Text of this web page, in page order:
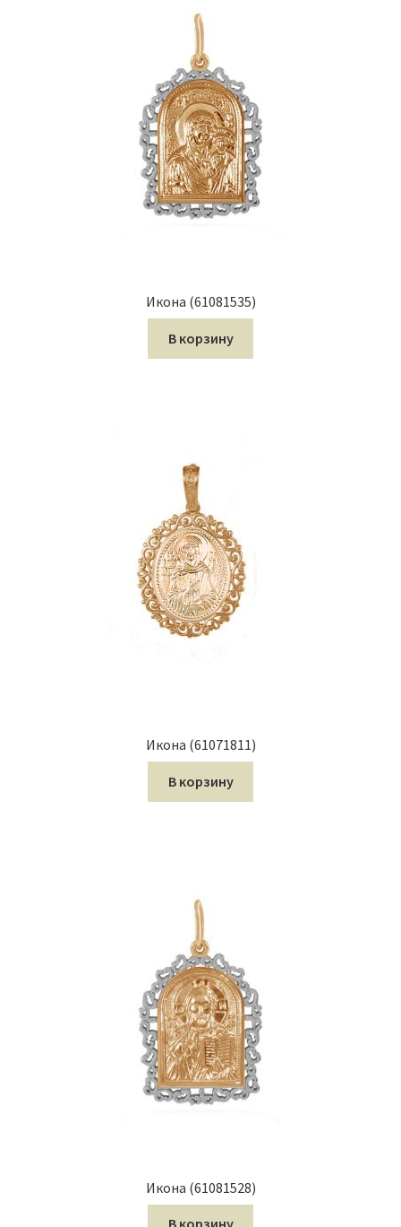
Икона (61081535)
В корзину
Икона (61071811)
В корзину
Икона (61081528)